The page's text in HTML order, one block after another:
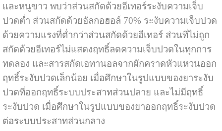
และหนูขาว พบว่าส่วนสกัดด้วยอีเทอร์ระงับความเจ็บ
ปวดต่ำ ส่วนสกัดด้วยอัลกอฮอล์ 70% ระงับความเจ็บปวด
ด้วยความแรงที่ต่ำกว่าส่วนสกัดด้วยอีเทอร์ ส่วนที่ไม่ถูก
สกัดด้วยอีเทอร์ไม่แสดงฤทธิ์ลดความเจ็บปวดในทุกการ
ทดลอง และสารสกัดเอทานอลจากผักคราดหัวแหวนออก
ฤทธิ์ระงับปวดเล็กน้อย เมื่อศึกษาในรูปแบบของยาระงับ
ปวดที่ออกฤทธิ์ระบบประสาทส่วนปลาย และไม่มีฤทธิ์
ระงับปวด เมื่อศึกษาในรูปแบบของยาออกฤทธิ์ระงับปวด
ต่อระบบประสาทส่วนกลาง